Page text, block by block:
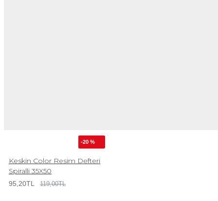
-20 %
Keskin Color Resim Defteri
Spiralli 35X50
95,20TL 119,00TL